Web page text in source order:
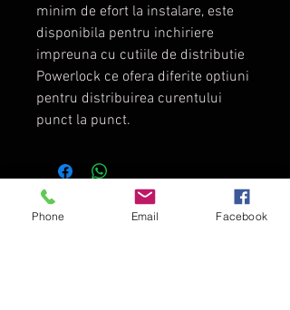
minim de efort la instalare, este
disponibila pentru inchiriere
impreuna cu cutiile de distributie
Powerlock ce ofera diferite optiuni
pentru distribuirea curentului
punct la punct.
TopDirector - Audio - Video
Director Web Gratuit-
Phone Email Facebook